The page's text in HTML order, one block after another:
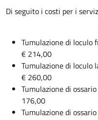
Di seguito i costi per i
Tumulazione di loculo
€ 214,00
Tumulazione di loculo
€ 260,00
Tumulazione di
176,00
Tumulazione di